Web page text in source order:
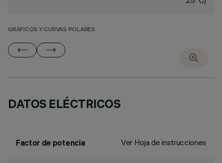
GRÁFICOS Y CURVAS POLARES
DATOS ELÉCTRICOS
Factor de potencia Ver Hoja de instrucciones